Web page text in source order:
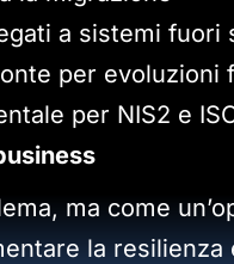
a sistemi fuori
per evoluzioni
per NIS2 e
ma come
la resilienza